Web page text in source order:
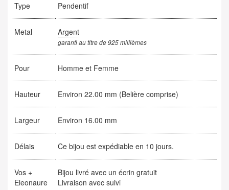
Type Pendentif
Metal Argent
garanti au titre de 925 millièmes
Pour Homme et Femme
Hauteur Environ 22.00 mm (Belière comprise)
Largeur Environ 16.00 mm
Délais Ce bijou est expédiable en 10 jours.
Vos +
Eleonaure
Bijou livré avec un écrin gratuit
Livraison avec suivi